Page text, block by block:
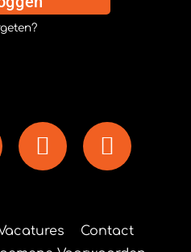
Contact